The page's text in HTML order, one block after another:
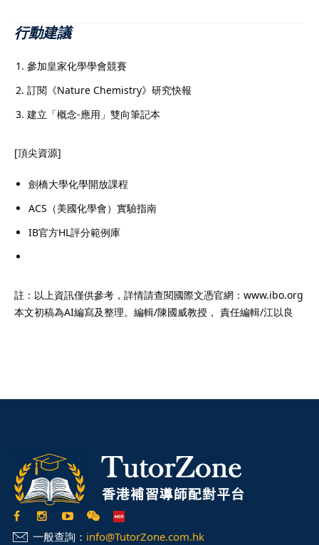
行動建議
參加皇家化學學會競賽
訂閱《Nature Chemistry》研究快報
建立「概念-應用」雙向筆記本
[頂尖資源]
劍橋大學化學開放課程
ACS（美國化學會）實驗指南
IB官方HL評分範例庫
註：以上資訊僅供參考，詳情請查閱國際文憑官網：www.ibo.org
本文初稿為AI編寫及整理。編輯/陳國威教授， 責任編輯/江以良
一般查詢： info@TutorZone.com.hk